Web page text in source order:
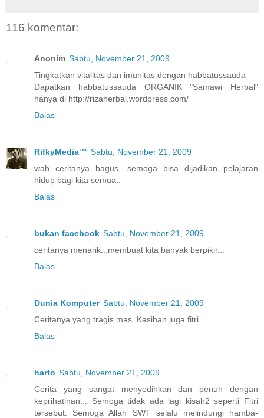
116 komentar:
Anonim Sabtu, November 21, 2009
Tingkatkan vitalitas dan imunitas dengan habbatussauda
Dapatkan habbatussauda ORGANIK "Samawi Herbal"
hanya di http://rizaherbal.wordpress.com/
Balas
RifkyMedia™ Sabtu, November 21, 2009
wah ceritanya bagus, semoga bisa dijadikan pelajaran
hidup bagi kita semua..
Balas
bukan facebook Sabtu, November 21, 2009
ceritanya menarik...membuat kita banyak berpikir...
Balas
Dunia Komputer Sabtu, November 21, 2009
Ceritanya yang tragis mas. Kasihan juga fitri.
Balas
harto Sabtu, November 21, 2009
Cerita yang sangat menyedihkan dan penuh dengan
keprihatinan... Semoga tidak ada lagi kisah2 seperti Fitri
tersebut. Semoga Allah SWT selalu melindungi hamba-